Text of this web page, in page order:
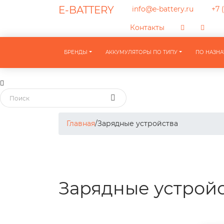
E-BATTERY info@e-battery.ru +7
Контакты
БРЕНДЫ АККУМУЛЯТОРЫ ПО ТИПУ ПО
Главная/Зарядные устройства
Зарядные